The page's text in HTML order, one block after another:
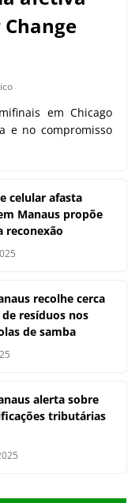
em Chicago
e no compromisso
celular afasta
Manaus propõe
reconexão
recolhe cerca
resíduos nos
de samba
alerta sobre
tributárias